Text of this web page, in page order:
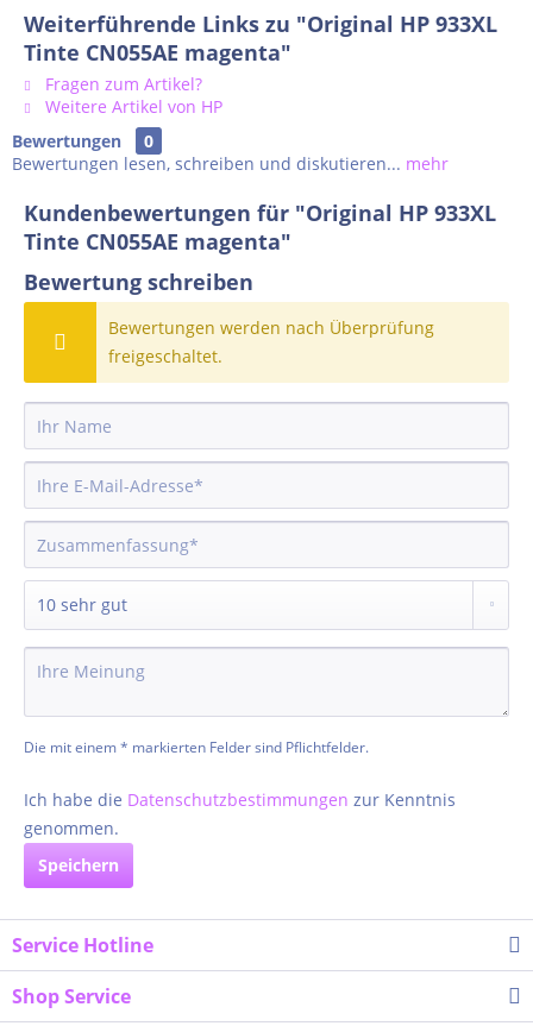
Weiterführende Links zu "Original HP 933XL
Tinte CN055AE magenta"
Fragen zum Artikel?
Weitere Artikel von HP
Bewertungen
0
Bewertungen lesen, schreiben und diskutieren... mehr
Kundenbewertungen für "Original HP 933XL
Tinte CN055AE magenta"
Bewertung schreiben
Bewertungen werden nach Überprüfung
freigeschaltet.
Die mit einem * markierten Felder sind Pflichtfelder.
Ich habe die Datenschutzbestimmungen zur Kenntnis
genommen.
Speichern
Service Hotline
Shop Service